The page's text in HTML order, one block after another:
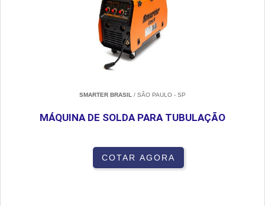
SMARTER BRASIL / SÃO PAULO - SP
MÁQUINA DE SOLDA PARA TUBULAÇÃO
COTAR AGORA